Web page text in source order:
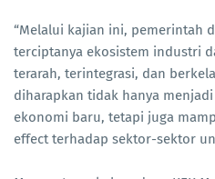
“Melalui kajian ini, pemerintah
terciptanya ekosistem industri
terarah, terintegrasi, dan
diharapkan tidak hanya
ekonomi baru, tetapi juga
effect terhadap sektor-sektor